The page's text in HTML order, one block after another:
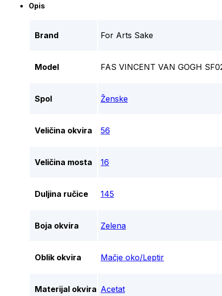
Opis
Brand For Arts Sake
Model FAS VINCENT VAN GOGH
Spol Ženske
Veličina okvira 56
Veličina mosta 16
Duljina ručice 145
Boja okvira Zelena
Oblik okvira Mačje oko/Leptir
Materijal okvira Acetat